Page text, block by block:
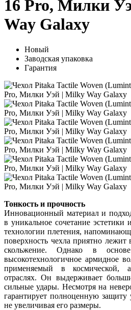
16 Pro, Милки
Way Galaxy
Новый
Заводская упаковка
Гарантия
Тонкость и прочность
Инновационный материал и
в уникальное сочетание эстетики
технологии плетения,
поверхность чехла приятно лежит
скольжение. Однако в
высокотехнологичное армидное
применяемый в космической,
отраслях. Он выдерживает
сильные удары. Несмотря на
гарантирует полноценную защиту
не увеличивая его размеры.